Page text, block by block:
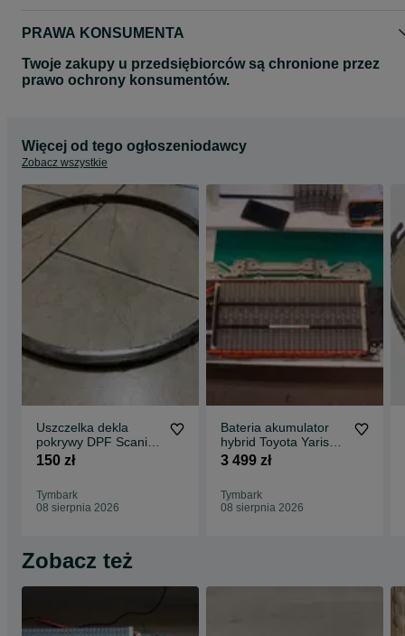
PRAWA KONSUMENTA
Twoje zakupy u przedsiębiorców są chronione przez
prawo ochrony konsumentów.
Więcej od tego ogłoszeniodawcy
Zobacz wszystkie
Uszczelka dekla
pokrywy DPF Scania
euro 6
150 zł
Tymbark
08 sierpnia 2026
Bateria akumulator
hybrid Toyota Yaris
Prius Auris - Hybrid-
3 499 zł
Tymbark
08 sierpnia 2026
Zobacz też